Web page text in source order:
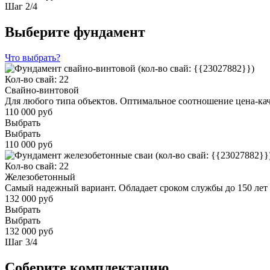
Шаг 2/4
Выберите фундамент
Что выбрать?
Кол-во свай: 22
Свайно-винтовой
Для любого типа объектов. Оптимальное соотношение цена-
110 000 руб
Выбрать
Выбрать
110 000 руб
Кол-во свай: 22
Железобетонный
Самый надежный вариант. Обладает сроком службы до 150 лет
132 000 руб
Выбрать
Выбрать
132 000 руб
Шаг 3/4